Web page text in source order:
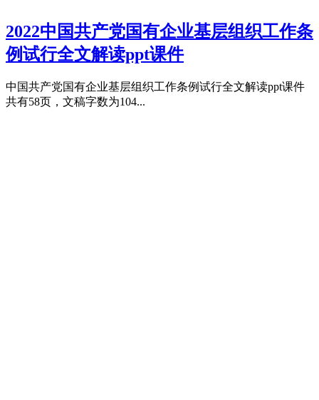
2022中国共产党国有企业基层组织工作条
例试行全文解读ppt课件
中国共产党国有企业基层组织工作条例试行全文解读ppt课件
共有58页，文稿字数为104...